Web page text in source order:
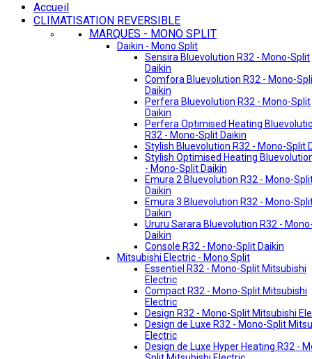
Accueil
CLIMATISATION REVERSIBLE
MARQUES - MONO SPLIT
Daikin - Mono Split
Sensira Bluevolution R32 - Mono-Split
Daikin
Comfora Bluevolution R32 - Mono-
Daikin
Perfera Bluevolution R32 - Mono-Split
Daikin
Perfera Optimised Heating
R32 - Mono-Split Daikin
Stylish Bluevolution R32 - Mono-Split
Stylish Optimised Heating
- Mono-Split Daikin
Emura 2 Bluevolution R32 - Mono-
Daikin
Emura 3 Bluevolution R32 - Mono-
Daikin
Ururu Sarara Bluevolution R32 -
Daikin
Console R32 - Mono-Split Daikin
Mitsubishi Electric - Mono Split
Essentiel R32 - Mono-Split Mitsubishi
Electric
Compact R32 - Mono-Split Mitsubishi
Electric
Design R32 - Mono-Split Mitsubishi
Design de Luxe R32 - Mono-Split
Electric
Design de Luxe Hyper Heating R32 -